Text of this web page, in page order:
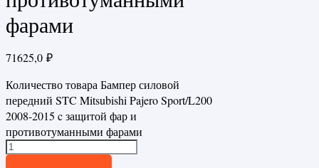
фарами
71625,0 ₽
Количество товара Бампер силовой
передний STC Mitsubishi Pajero Sport/L200
2008-2015 c защитой фар и
противотуманными фарами